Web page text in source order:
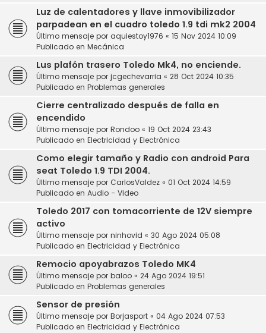
Luz de calentadores y llave inmovibilizador
parpadean en el cuadro toledo 1.9 tdi mk2 2004
Último mensaje por aquiestoy1976 « 15 Nov 2024 10:09
Publicado en Mecánica
Lus plafón trasero Toledo Mk4, no enciende.
Último mensaje por jcgechevarria « 28 Oct 2024 10:35
Publicado en Problemas generales
Cierre centralizado después de falla en
encendido
Último mensaje por Rondoo « 19 Oct 2024 23:43
Publicado en Electricidad y Electrónica
Como elegir tamaño y Radio con android Para
seat Toledo 1.9 TDI 2004.
Último mensaje por CarlosValdez « 01 Oct 2024 14:59
Publicado en Audio - Video
Toledo 2017 con tomacorriente de 12V siempre
activo
Último mensaje por ninhovid « 30 Ago 2024 05:08
Publicado en Electricidad y Electrónica
Remocio apoyabrazos Toledo MK4
Último mensaje por baloo « 24 Ago 2024 19:51
Publicado en Problemas generales
Sensor de presión
Último mensaje por Borjasport « 04 Ago 2024 07:53
Publicado en Electricidad y Electrónica